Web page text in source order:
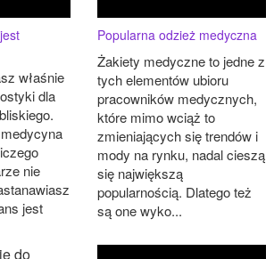
właśnie
dla
nie
jest
Popularna odzież medyczna
Żakiety medyczne to jedne z
tych elementów ubioru
pracowników medycznych,
które mimo wciąż to
zmieniających się trendów i
mody na rynku, nadal cieszą
się największą
popularnością. Dlatego też
są one wyko...